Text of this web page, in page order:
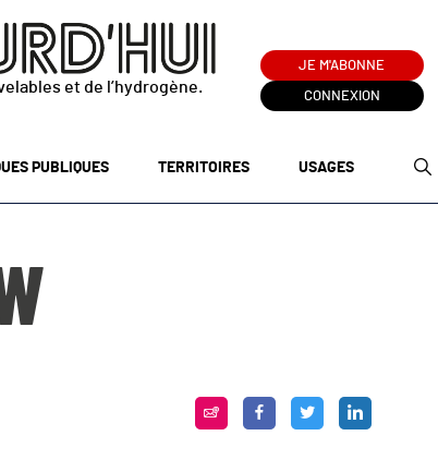
et de l’hydrogène.
JE M'ABONNE
CONNEXION
PUBLIQUES TERRITOIRES USAGES